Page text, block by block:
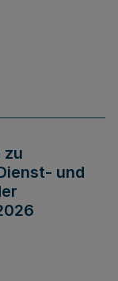
zu
und